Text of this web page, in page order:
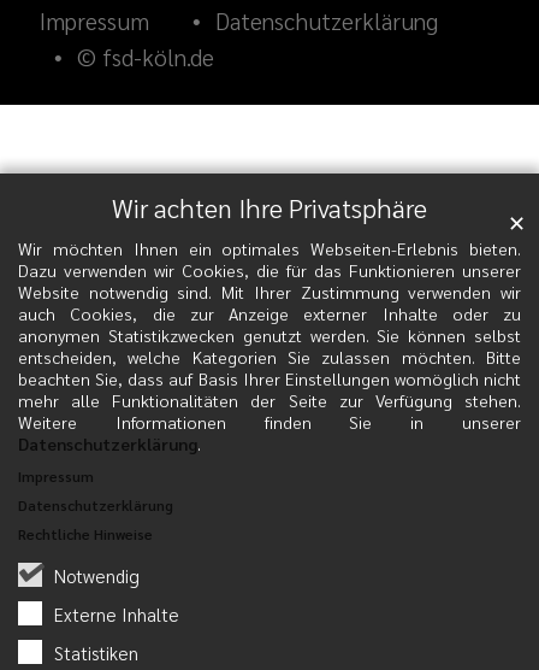
Wir achten Ihre Privatsphäre
Wir möchten Ihnen ein optimales Webseiten-Erlebnis bieten.
Dazu verwenden wir Cookies, die für das Funktionieren unserer
Website notwendig sind. Mit Ihrer Zustimmung verwenden wir
auch Cookies, die zur Anzeige externer Inhalte oder zu
anonymen Statistikzwecken genutzt werden. Sie können selbst
entscheiden, welche Kategorien Sie zulassen möchten. Bitte
beachten Sie, dass auf Basis Ihrer Einstellungen womöglich nicht
mehr alle Funktionalitäten der Seite zur Verfügung stehen.
Weitere Informationen finden Sie in unserer
Datenschutzerklärung.
Notwendig
Externe Inhalte
Statistiken
✕
Impressum
Datenschutzerklärung
Rechtliche Hinweise
Impressum
Datenschutzerklärung
© fsd-köln.de